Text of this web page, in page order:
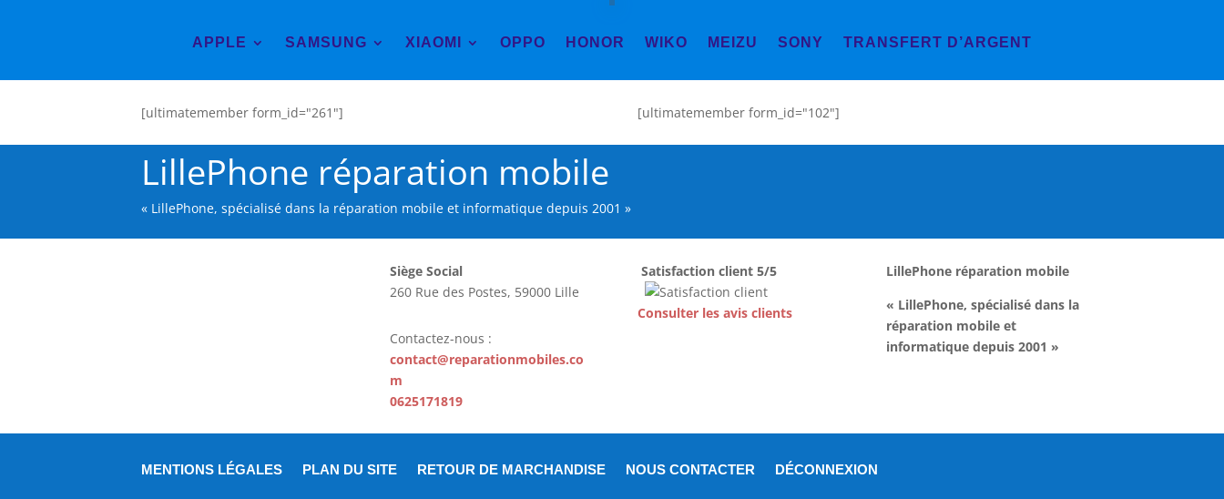
APPLE SAMSUNG XIAOMI OPPO HONOR WIKO MEIZU SONY TRANSFERT D’ARGENT
[ultimatemember form_id="261"] [ultimatemember form_id="102"]
LillePhone réparation mobile
« LillePhone, spécialisé dans la réparation mobile et informatique depuis 2001 »
Siège Social
260 Rue des Postes, 59000 Lille
Contactez-nous :
contact@reparationmobiles.co
m
0625171819
Satisfaction client 5/5
Consulter les avis clients
LillePhone réparation mobile
« LillePhone, spécialisé dans la
réparation mobile et
informatique depuis 2001 »
MENTIONS LÉGALES PLAN DU SITE RETOUR DE MARCHANDISE NOUS CONTACTER DÉCONNEXION